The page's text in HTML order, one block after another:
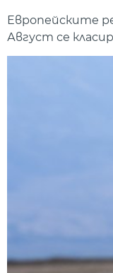
Европейските
Август се